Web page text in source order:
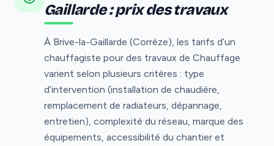
Gaillarde : prix des travaux
À Brive-la-Gaillarde (Corrèze), les tarifs d’un
chauffagiste pour des travaux de Chauffage
varient selon plusieurs critères : type
d’intervention (installation de chaudière,
remplacement de radiateurs, dépannage,
entretien), complexité du réseau, marque des
équipements, accessibilité du chantier et